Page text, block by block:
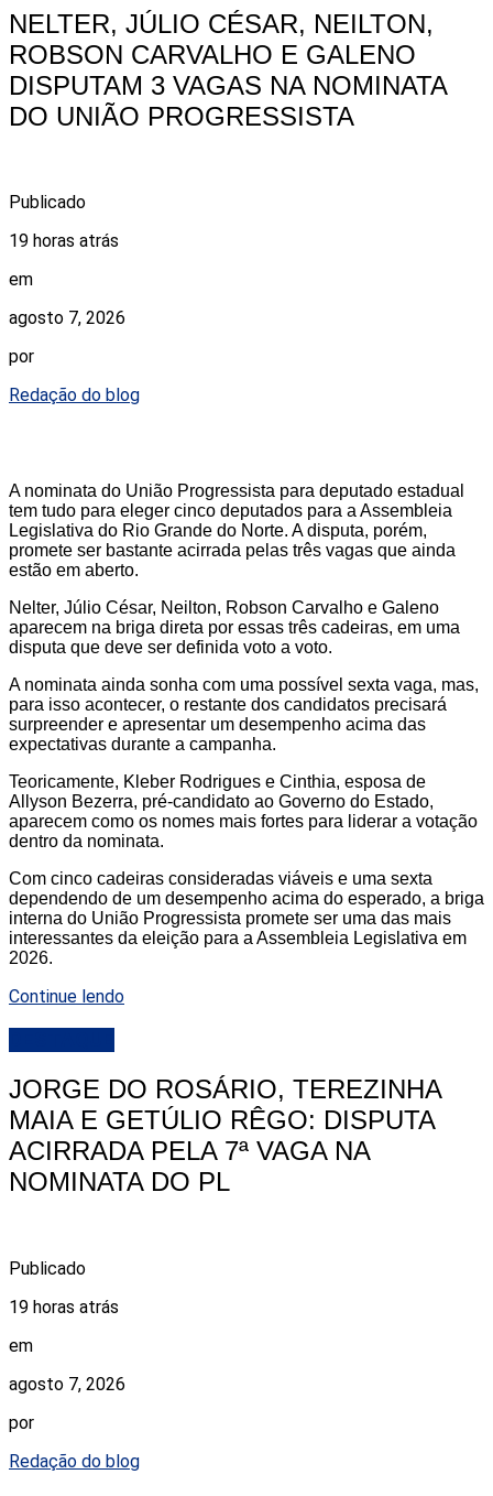
NELTER, JÚLIO CÉSAR, NEILTON,
ROBSON CARVALHO E GALENO
DISPUTAM 3 VAGAS NA NOMINATA
DO UNIÃO PROGRESSISTA
Publicado
19 horas atrás
em
agosto 7, 2026
por
Redação do blog
A nominata do União Progressista para deputado estadual
tem tudo para eleger cinco deputados para a Assembleia
Legislativa do Rio Grande do Norte. A disputa, porém,
promete ser bastante acirrada pelas três vagas que ainda
estão em aberto.
Nelter, Júlio César, Neilton, Robson Carvalho e Galeno
aparecem na briga direta por essas três cadeiras, em uma
disputa que deve ser definida voto a voto.
A nominata ainda sonha com uma possível sexta vaga, mas,
para isso acontecer, o restante dos candidatos precisará
surpreender e apresentar um desempenho acima das
expectativas durante a campanha.
Teoricamente, Kleber Rodrigues e Cinthia, esposa de
Allyson Bezerra, pré-candidato ao Governo do Estado,
aparecem como os nomes mais fortes para liderar a votação
dentro da nominata.
Com cinco cadeiras consideradas viáveis e uma sexta
dependendo de um desempenho acima do esperado, a briga
interna do União Progressista promete ser uma das mais
interessantes da eleição para a Assembleia Legislativa em
2026.
Continue lendo
JORGE DO ROSÁRIO, TEREZINHA
MAIA E GETÚLIO RÊGO: DISPUTA
ACIRRADA PELA 7ª VAGA NA
NOMINATA DO PL
Publicado
19 horas atrás
em
agosto 7, 2026
por
Redação do blog